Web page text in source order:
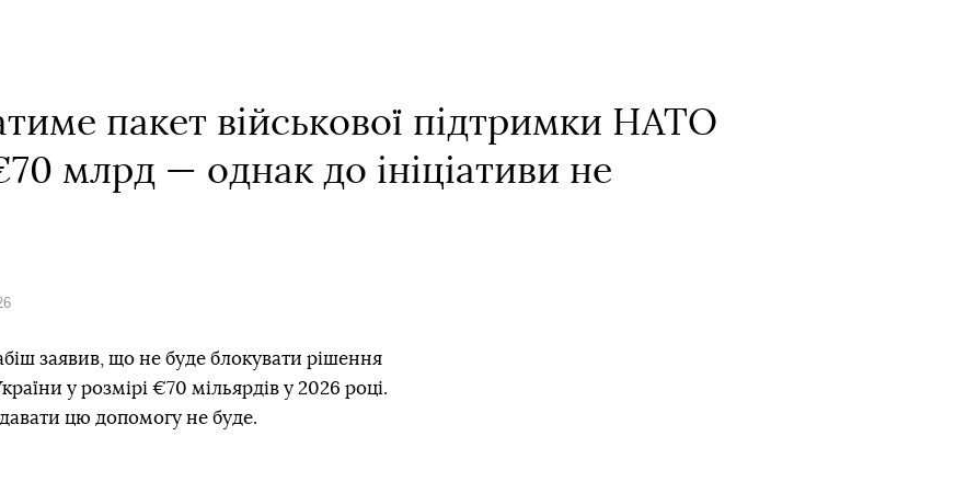
пакет військової підтримки НАТО
млрд — однак до ініціативи не
заявив, що не буде блокувати рішення
у розмірі €70 мільярдів у 2026 році.
цю допомогу не буде.